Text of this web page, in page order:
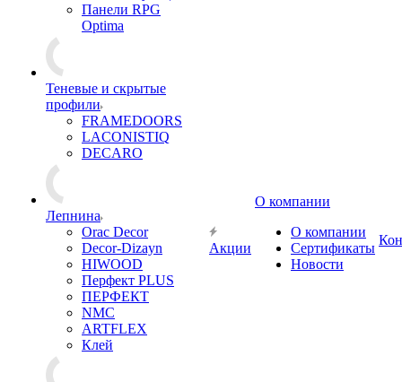
Панели RPG
Optima
Теневые и скрытые
профили
FRAMEDOORS
LACONISTIQ
DECARO
Лепнина
Orac Decor
Decor-Dizayn
HIWOOD
Перфект PLUS
ПЕРФЕКТ
NMC
ARTFLEX
Клей
Акции
О компании
О компании
Сертификаты
Новости